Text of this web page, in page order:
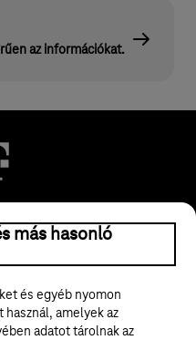
az információkat.
más hasonló
és egyéb nyomon
amelyek az
adatot tárolnak az